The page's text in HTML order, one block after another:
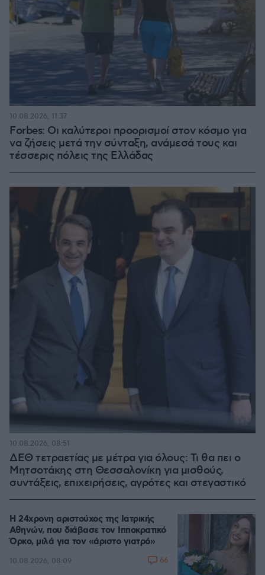
Forbes: Οι καλύτεροι προορισμοί στον κόσμο για
να ζήσεις μετά την σύνταξη, ανάμεσά τους και
τέσσερις πόλεις της Ελλάδας
10.08.2026, 11:37
ΔΕΘ τετραετίας με μέτρα για όλους: Τι θα πει ο
Μητσοτάκης στη Θεσσαλονίκη για μισθούς,
συντάξεις, επιχειρήσεις, αγρότες και στεγαστικό
10.08.2026, 08:51
Η 24χρονη αριστούχος της Ιατρικής
Αθηνών, που διάβασε τον Ιπποκρατικό
Όρκο, μιλά για τον «άριστο γιατρό»
10.08.2026, 08:09 66